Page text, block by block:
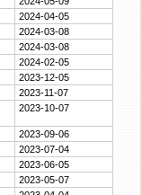
2024-04-05
2024-03-08
2024-03-08
2024-02-05
2023-12-05
2023-11-07
2023-10-07
2023-09-06
2023-07-04
2023-06-05
2023-05-07